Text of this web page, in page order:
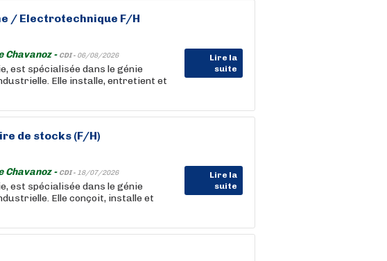
/ Electrotechnique F/H
Chavanoz - CDI - 06/08/2026
Lire la
suite
est spécialisée dans le génie
Elle installe, entretient et
de stocks (F/H)
Chavanoz - CDI - 18/07/2026
Lire la
suite
est spécialisée dans le génie
Elle conçoit, installe et